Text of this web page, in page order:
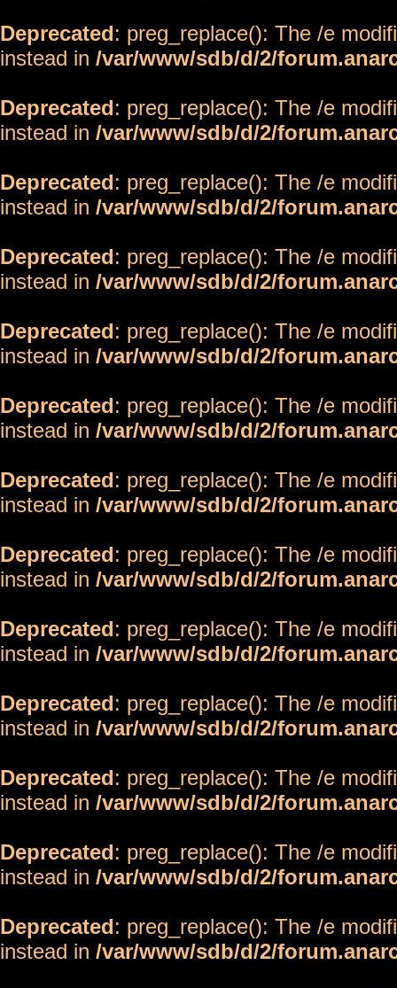
Deprecated: preg_replace(): The /e
instead in /var/www/sdb/d/2/
Deprecated: preg_replace(): The /e
instead in /var/www/sdb/d/2/
Deprecated: preg_replace(): The /e
instead in /var/www/sdb/d/2/
Deprecated: preg_replace(): The /e
instead in /var/www/sdb/d/2/
Deprecated: preg_replace(): The /e
instead in /var/www/sdb/d/2/
Deprecated: preg_replace(): The /e
instead in /var/www/sdb/d/2/
Deprecated: preg_replace(): The /e
instead in /var/www/sdb/d/2/
Deprecated: preg_replace(): The /e
instead in /var/www/sdb/d/2/
Deprecated: preg_replace(): The /e
instead in /var/www/sdb/d/2/
Deprecated: preg_replace(): The /e
instead in /var/www/sdb/d/2/
Deprecated: preg_replace(): The /e
instead in /var/www/sdb/d/2/
Deprecated: preg_replace(): The /e
instead in /var/www/sdb/d/2/
Deprecated: preg_replace(): The /e
instead in /var/www/sdb/d/2/